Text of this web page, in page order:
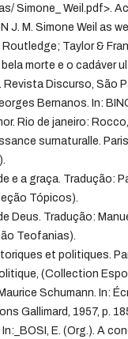
Simone_ Weil.pdf>.
J. M. Simone Weil as
Routledge; Taylor &
bela morte e o cadáver
Discurso, São
Bernanos. In:
Rio de janeiro:
surnaturalle.
e a graça. Tradução:
Tópicos).
Deus. Tradução:
Teofanias).
et politiques.
(Collection
Schumann. In:
Gallimard, 1957, p.
In:_BOSI, E. (Org.). A